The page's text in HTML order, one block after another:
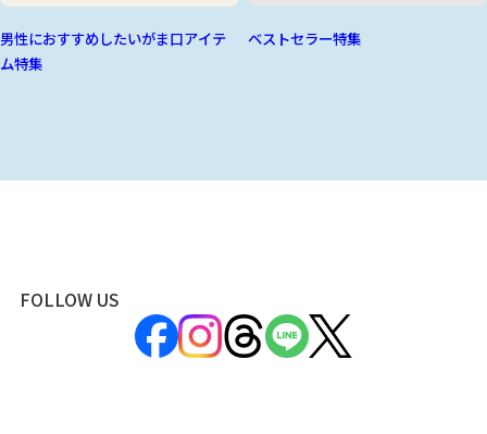
男性におすすめしたいがま口アイテ
ム特集
ベストセラー特集
FOLLOW US